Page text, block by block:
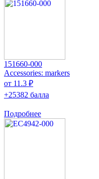
151660-000
Accessories: markers
от 11.3 ₽
+25382 балла
Подробнее